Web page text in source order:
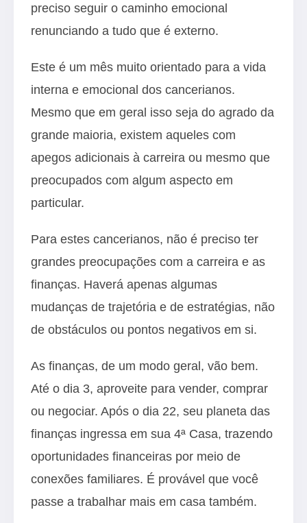
preciso seguir o caminho emocional
renunciando a tudo que é externo.
Este é um mês muito orientado para a vida
interna e emocional dos cancerianos.
Mesmo que em geral isso seja do agrado da
grande maioria, existem aqueles com
apegos adicionais à carreira ou mesmo que
preocupados com algum aspecto em
particular.
Para estes cancerianos, não é preciso ter
grandes preocupações com a carreira e as
finanças. Haverá apenas algumas
mudanças de trajetória e de estratégias, não
de obstáculos ou pontos negativos em si.
As finanças, de um modo geral, vão bem.
Até o dia 3, aproveite para vender, comprar
ou negociar. Após o dia 22, seu planeta das
finanças ingressa em sua 4ª Casa, trazendo
oportunidades financeiras por meio de
conexões familiares. É provável que você
passe a trabalhar mais em casa também.